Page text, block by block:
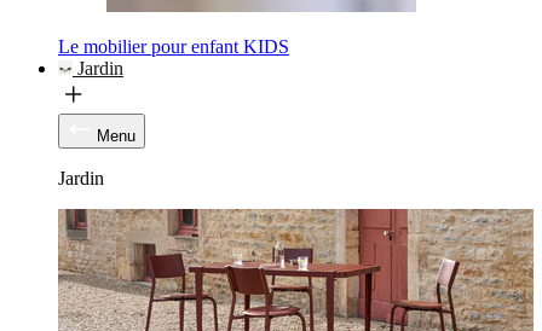
Le mobilier pour enfant KIDS
Jardin
Menu
Jardin